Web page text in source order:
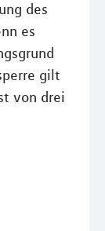
des
es
gilt
von drei